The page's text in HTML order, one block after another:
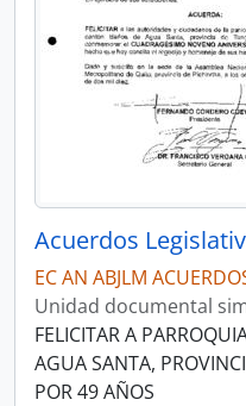
Acuerdos
EC AN ABJLM
Unidad documental
FELICITAR A
AGUA SANTA,
POR 49 AÑOS